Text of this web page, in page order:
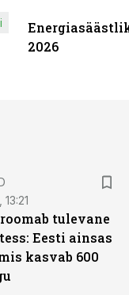
2026
13:21
tulevane
Eesti ainsas
kasvab 600